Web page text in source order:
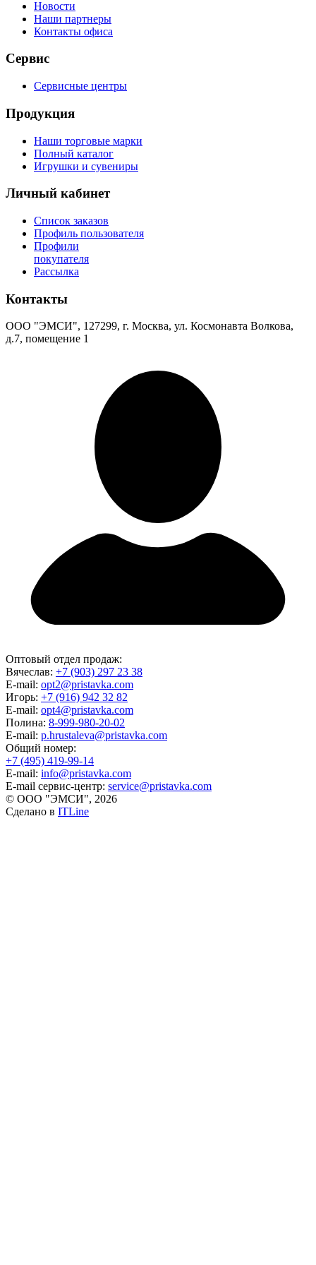
Новости
Наши партнеры
Контакты офиса
Сервис
Сервисные центры
Продукция
Наши торговые марки
Полный каталог
Игрушки и сувениры
Личный кабинет
Список заказов
Профиль пользователя
Профили
покупателя
Рассылка
Контакты
ООО "ЭМСИ", 127299, г. Москва, ул. Космонавта Волкова,
д.7, помещение 1
Оптовый отдел продаж:
Вячеслав: +7 (903) 297 23 38
E-mail: opt2@pristavka.com
Игорь: +7 (916) 942 32 82
E-mail: opt4@pristavka.com
Полина: 8-999-980-20-02
E-mail: p.hrustaleva@pristavka.com
Общий номер:
+7 (495) 419-99-14
E-mail: info@pristavka.com
E-mail сервис-центр: service@pristavka.com
© ООО "ЭМСИ", 2026
Сделано в ITLine